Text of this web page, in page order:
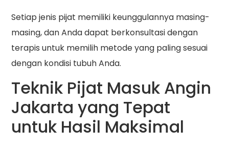
Setiap jenis pijat memiliki keunggulannya masing-
masing, dan Anda dapat berkonsultasi dengan
terapis untuk memilih metode yang paling sesuai
dengan kondisi tubuh Anda.
Teknik Pijat Masuk Angin
Jakarta yang Tepat
untuk Hasil Maksimal